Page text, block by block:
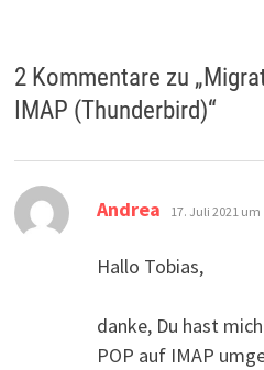
2 Kommentare zu „
IMAP (Thunderbird)“
Andrea sagt:
17. Juli 2021 um
Hallo Tobias,
danke, Du hast
POP auf IMAP